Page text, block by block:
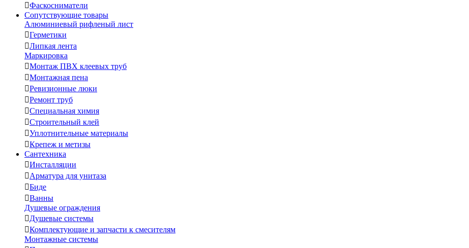
Фаскосниматели
Сопутствующие товары
Алюминиевый рифленый лист
Герметики
Липкая лента
Маркировка
Монтаж ПВХ клеевых труб
Монтажная пена
Ревизионные люки
Ремонт труб
Специальная химия
Строительный клей
Уплотнительные материалы
Крепеж и метизы
Сантехника
Инсталляции
Арматура для унитаза
Биде
Ванны
Душевые ограждения
Душевые системы
Комплектующие и запчасти к смесителям
Монтажные системы